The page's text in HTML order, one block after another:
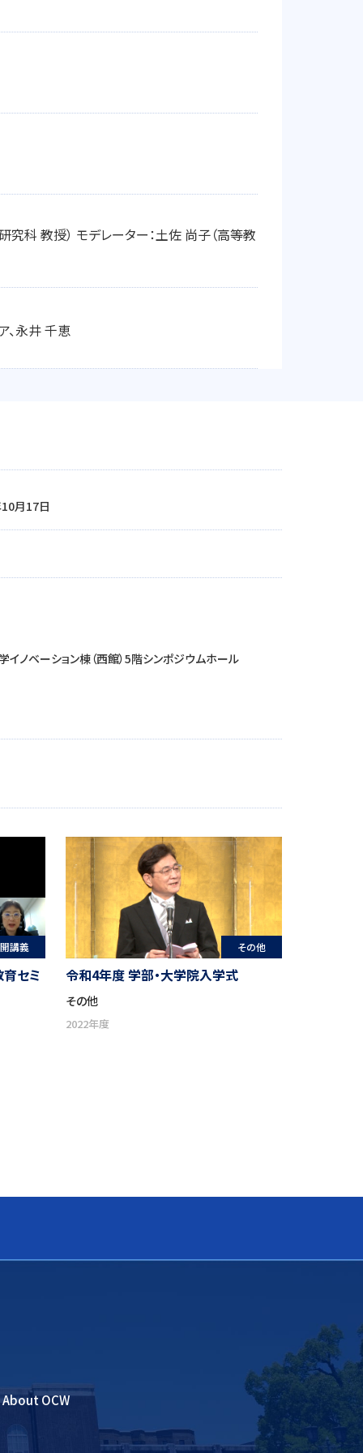
究科 教授） モデレーター：土佐 尚子（高等教
、永井 千恵
月17日
イノベーション棟（西館）5階シンポジウムホール
講義
セミ
その他
令和4年度 学部・大学院入学式
その他
2022年度
About OCW